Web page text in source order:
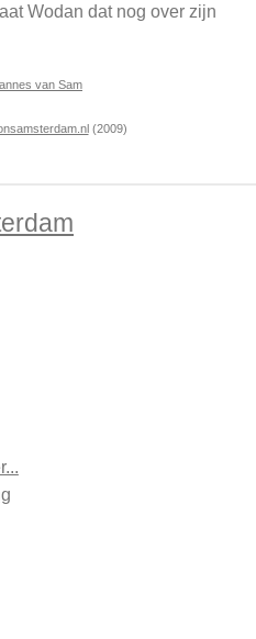
Wodan dat nog over zijn
van Sam
(2009)